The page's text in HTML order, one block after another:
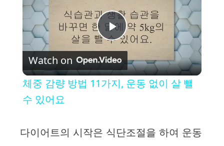
P
l
y
Watch on
체중 감량 방법 11가지, 운동 없이 살 뺄
수 있어요
다이어트의 시작은 식단조절을 하여 운동